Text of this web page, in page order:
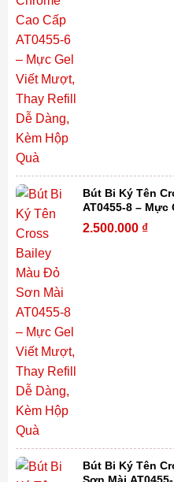
Bút Bi Ký Tên
AT0455-8 –
Dàng, Kèm Hộp
2.500.000 ₫
Bút Bi Ký Tên
Sơn Mài